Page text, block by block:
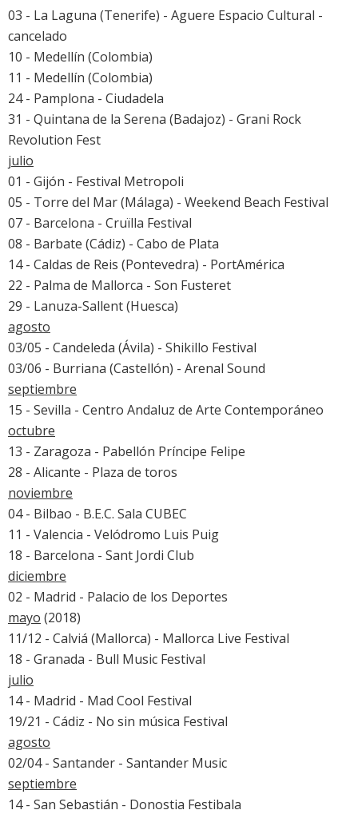
03 - La Laguna (Tenerife) - Aguere Espacio Cultural -
cancelado
10 - Medellín (Colombia)
11 - Medellín (Colombia)
24 - Pamplona - Ciudadela
31 - Quintana de la Serena (Badajoz) - Grani Rock
Revolution Fest
julio
01 - Gijón - Festival Metropoli
05 - Torre del Mar (Málaga) - Weekend Beach Festival
07 - Barcelona - Cruïlla Festival
08 - Barbate (Cádiz) - Cabo de Plata
14 - Caldas de Reis (Pontevedra) - PortAmérica
22 - Palma de Mallorca - Son Fusteret
29 - Lanuza-Sallent (Huesca)
agosto
03/05 - Candeleda (Ávila) - Shikillo Festival
03/06 - Burriana (Castellón) - Arenal Sound
septiembre
15 - Sevilla - Centro Andaluz de Arte Contemporáneo
octubre
13 - Zaragoza - Pabellón Príncipe Felipe
28 - Alicante - Plaza de toros
noviembre
04 - Bilbao - B.E.C. Sala CUBEC
11 - Valencia - Velódromo Luis Puig
18 - Barcelona - Sant Jordi Club
diciembre
02 - Madrid - Palacio de los Deportes
mayo (2018)
11/12 - Calviá (Mallorca) - Mallorca Live Festival
18 - Granada - Bull Music Festival
julio
14 - Madrid - Mad Cool Festival
19/21 - Cádiz - No sin música Festival
agosto
02/04 - Santander - Santander Music
septiembre
14 - San Sebastián - Donostia Festibala